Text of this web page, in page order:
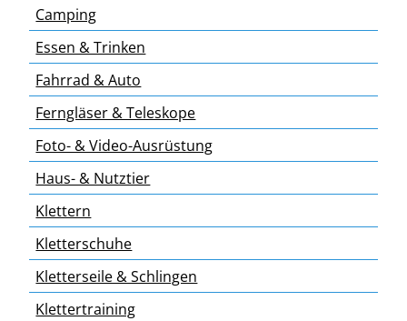
Camping
Essen & Trinken
Fahrrad & Auto
Ferngläser & Teleskope
Foto- & Video-Ausrüstung
Haus- & Nutztier
Klettern
Kletterschuhe
Kletterseile & Schlingen
Klettertraining